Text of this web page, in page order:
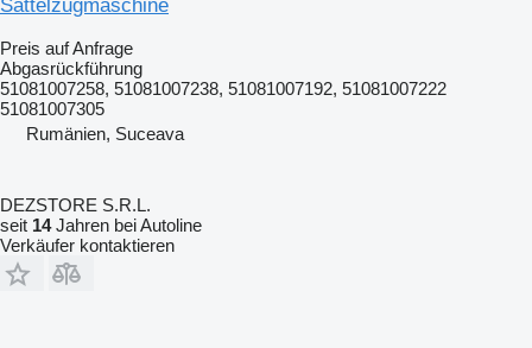
Sattelzugmaschine
Preis auf Anfrage
Abgasrückführung
51081007258, 51081007238, 51081007192, 51081007222
51081007305
Rumänien, Suceava
DEZSTORE S.R.L.
seit 14Jahren bei Autoline
Verkäufer kontaktieren